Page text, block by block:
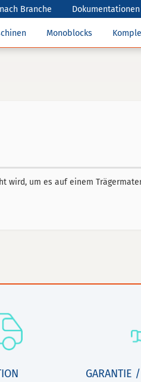
Branche Dokumentationen
Monoblocks
wird, um es auf einem
GARANTIE